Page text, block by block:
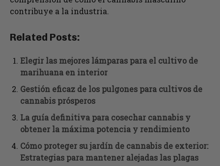
contribuye a la industria.
Related Posts:
Elegir las mejores lámparas para el cultivo de
marihuana en interior
Gestión eficaz de los pulgones para cultivos de
cannabis prósperos
La guía definitiva para cosechar cannabis y
obtener la máxima potencia y rendimiento
Cómo proteger su jardín de cannabis de exterior:
Estrategias para mantener alejadas las plagas